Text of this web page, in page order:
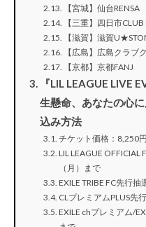
【宮城】仙台RENSA
【三重】四日市CLUB
【滋賀】滋賀
【広島】広島クラブ
【京都】京都FANJ
『LIL LEAGUE LIVE
生懸命、あなたの心
込み方法
チケット価格：8,250円
LIL LEAGUE
（月）まで
EXILE TRIBE FC先行
CLプレミアムPLUS先
EXILE chプレミアム/